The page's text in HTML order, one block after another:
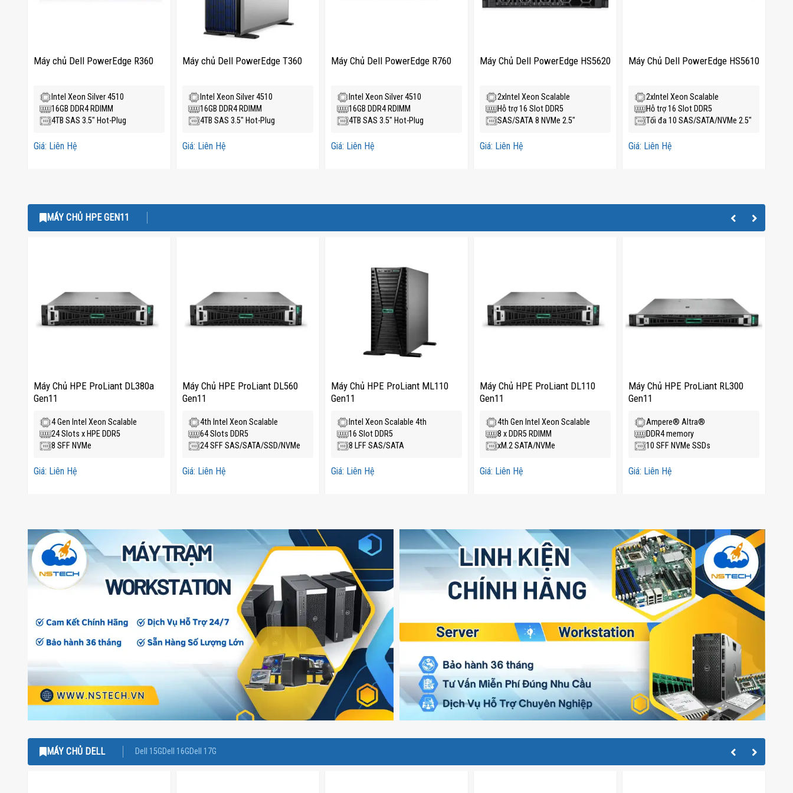
Máy chủ Dell PowerEdge R360
Intel Xeon Silver 4510
16GB DDR4 RDIMM
4TB SAS 3.5" Hot-Plug
Giá: Liên Hệ
Máy chủ Dell PowerEdge T360
Intel Xeon Silver 4510
16GB DDR4 RDIMM
4TB SAS 3.5" Hot-Plug
Giá: Liên Hệ
Máy Chủ Dell PowerEdge R760
Intel Xeon Silver 4510
16GB DDR4 RDIMM
4TB SAS 3.5" Hot-Plug
Giá: Liên Hệ
Máy Chủ Dell PowerEdge HS5620
2xIntel Xeon Scalable
Hỗ trợ 16 Slot DDR5
SAS/SATA 8 NVMe 2.5″
Giá: Liên Hệ
Máy Chủ Dell PowerEdge HS5610
2xIntel Xeon Scalable
Hỗ trợ 16 Slot DDR5
Tối đa 10 SAS/SATA/NVMe 2.5″
Giá: Liên Hệ
MÁY CHỦ HPE GEN11
Máy Chủ HPE ProLiant DL380a
Gen11
4 Gen Intel Xeon Scalable
24 Slots x HPE DDR5
8 SFF NVMe
Giá: Liên Hệ
Máy Chủ HPE ProLiant DL560
Gen11
4th Intel Xeon Scalable
64 Slots DDR5
24 SFF SAS/SATA/SSD/NVMe
Giá: Liên Hệ
Máy Chủ HPE ProLiant ML110
Gen11
Intel Xeon Scalable 4th
16 Slot DDR5
8 LFF SAS/SATA
Giá: Liên Hệ
Máy Chủ HPE ProLiant DL110
Gen11
4th Gen Intel Xeon Scalable
8 x DDR5 RDIMM
xM.2 SATA/NVMe
Giá: Liên Hệ
Máy Chủ HPE ProLiant RL300
Gen11
Ampere® Altra®
DDR4 memory
10 SFF NVMe SSDs
Giá: Liên Hệ
MÁY CHỦ DELL Dell 15GDell 16GDell 17G